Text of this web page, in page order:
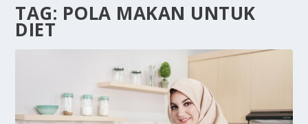
TAG: POLA MAKAN UNTUK
DIET